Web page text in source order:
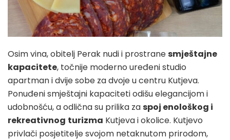
Osim vina, obitelj Perak nudi i prostranesmještajne
kapacitete, točnije moderno uređeni studio
apartman i dvije sobe za dvoje u centru Kutjeva.
Ponuđeni smještajni kapaciteti odišu elegancijom i
udobnošću, a odlična su prilika zaspoj enološkog i
rekreativnog turizma Kutjeva i okolice. Kutjevo
privlači posjetitelje svojom netaknutom prirodom,